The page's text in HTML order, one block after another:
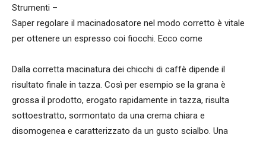
Strumenti –
Saper regolare il macinadosatore nel modo corretto è vitale
per ottenere un espresso coi fiocchi. Ecco come
Dalla corretta macinatura dei chicchi di caffè dipende il
risultato finale in tazza. Così per esempio se la grana è
grossa il prodotto, erogato rapidamente in tazza, risulta
sottoestratto, sormontato da una crema chiara e
disomogenea e caratterizzato da un gusto scialbo. Una